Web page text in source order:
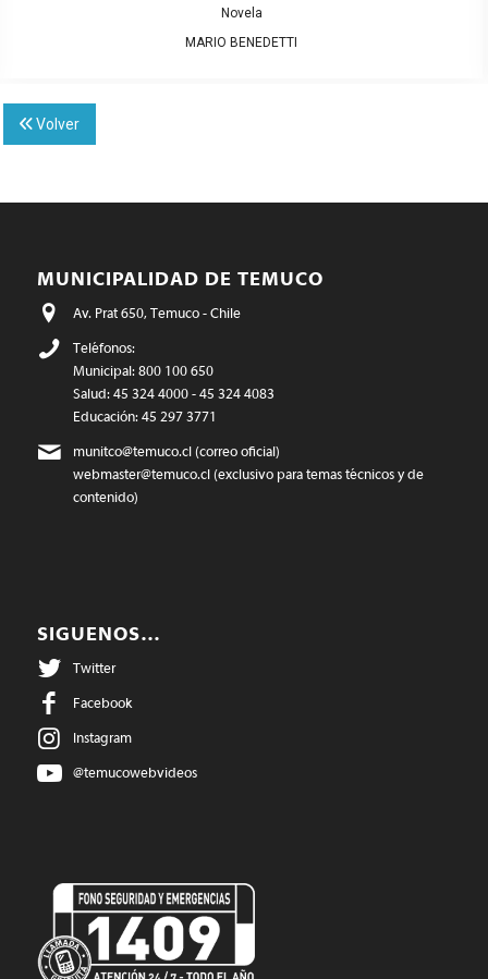
Novela
MARIO BENEDETTI
Volver
MUNICIPALIDAD DE TEMUCO
Av. Prat 650, Temuco - Chile
Teléfonos:
Municipal: 800 100 650
Salud: 45 324 4000 - 45 324 4083
Educación: 45 297 3771
munitco@temuco.cl(correo oficial)
webmaster@temuco.cl(exclusivo para temas técnicos y de
contenido)
SIGUENOS…
Twitter
Facebook
Instagram
@temucowebvideos